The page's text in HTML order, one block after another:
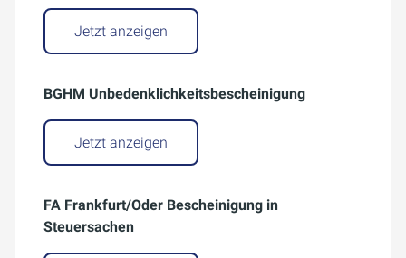
Jetzt anzeigen
BGHM Unbedenklichkeitsbescheinigung
Jetzt anzeigen
FA Frankfurt/Oder Bescheinigung in
Steuersachen